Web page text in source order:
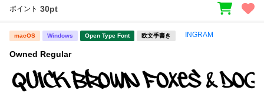
ポイント 30pt
macOS Windows Open Type Font 欧文手書き INGRAM
Owned Regular